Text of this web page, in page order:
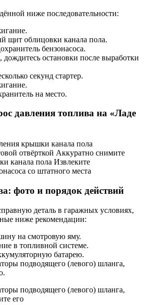
ниже последовательности:
щит облицовки канала пола.
бензонасоса.
дождитесь остановки после выработки
секунд стартер.
на место.
давления топлива на «Ладе
крышки канала пола
отвёрткой Аккуратно снимите
канала пола Извлеките
со штатного места
фото и порядок действий
деталь в гаражных условиях,
ниже рекомендации:
на смотровую яму.
в топливной системе.
батарею.
подводящего (левого) шланга,
подводящего (левого) шланга,
его